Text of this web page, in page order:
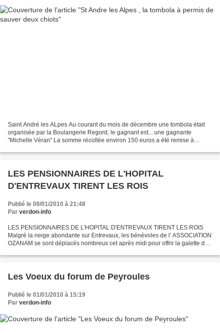
Saint André les ALpes Au courant du mois de décembre une tombola était
organisée par la Boulangerie Regord, le gagnant est... une gagnante
"Michelle Véran" La somme récoltée environ 150 euros a été remise à
LES PENSIONNAIRES DE L'HOPITAL
D'ENTREVAUX TIRENT LES ROIS
Publié le 08/01/2010 à 21:48
Par verdon-info
LES PENSIONNAIRES DE L'HOPITAL D'ENTREVAUX TIRENT LES ROIS
Malgré la neige abondante sur Entrevaux, les bénévoles de l' ASSOCIATION
OZANAM se sont déplacés nombreux cet après midi pour offrir la galette des
Les Voeux du forum de Peyroules
Publié le 01/01/2010 à 15:19
Par verdon-info